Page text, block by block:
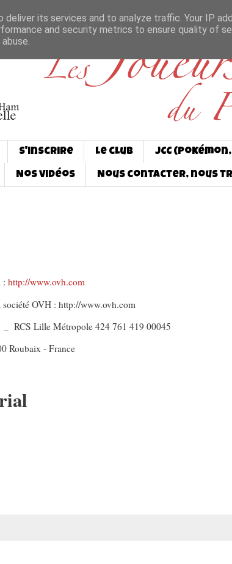
S'inscrire Le club JCC
Nos vidéos Nous contacter, nous
: http://www.ovh.com
OVH : http://www.ovh.com
RCS Lille Métropole 424 761 419 00045
Roubaix - France
its services and to analyze traffic. Your IP
and security metrics to ensure quality of